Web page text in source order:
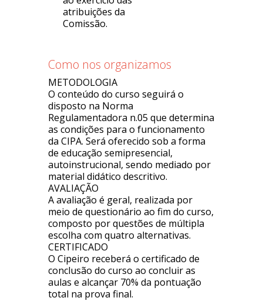
atribuições da
Comissão.
Como nos organizamos
METODOLOGIA
O conteúdo do curso seguirá o
disposto na Norma
Regulamentadora n.05 que determina
as condições para o funcionamento
da CIPA. Será oferecido sob a forma
de educação semipresencial,
autoinstrucional, sendo mediado por
material didático descritivo.
AVALIAÇÃO
A avaliação é geral, realizada por
meio de questionário ao fim do curso,
composto por questões de múltipla
escolha com quatro alternativas.
CERTIFICADO
O Cipeiro receberá o certificado de
conclusão do curso ao concluir as
aulas e alcançar 70% da pontuação
total na prova final.